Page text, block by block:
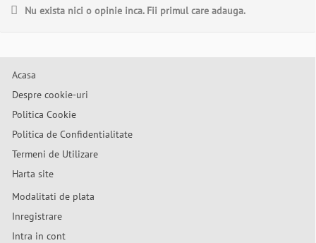
Nu exista nici o opinie inca. Fii primul care adauga.
Acasa
Despre cookie-uri
Politica Cookie
Politica de Confidentialitate
Termeni de Utilizare
Harta site
Modalitati de plata
Inregistrare
Intra in cont